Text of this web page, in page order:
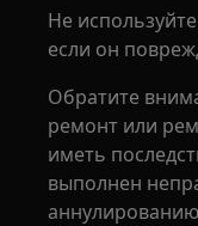
Не
если он
Обратите
ремонт или
иметь
выполнен